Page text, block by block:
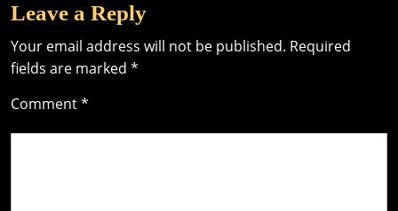
Leave a Reply
Your email address will not be published. Required
fields are marked *
Comment*